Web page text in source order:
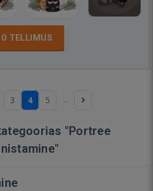
TELLIMUS
3 4 5 ...
"Portree